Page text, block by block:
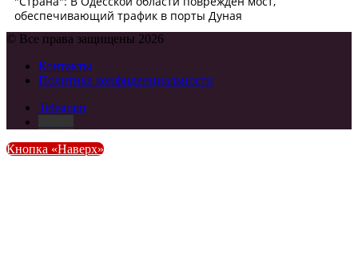
© Все права защищены 2026
Контакты
Политика конфиденциальности
Telegram
Кнопка «Наверх»